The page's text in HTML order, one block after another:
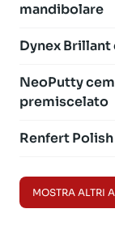
mandibolare
Dynex
NeoPutty
premiscelato
Renfert
MOSTRA ALTRI